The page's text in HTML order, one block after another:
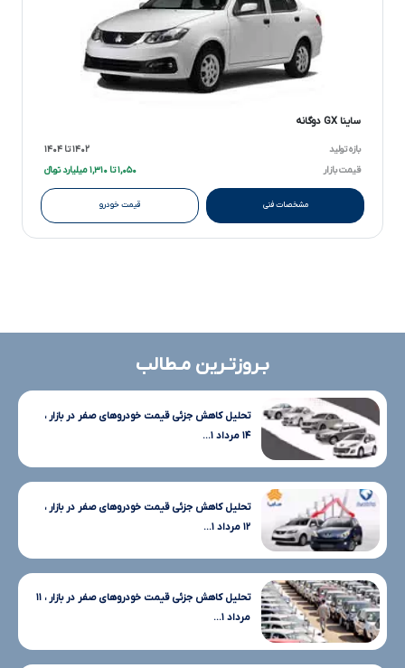
ساینا GX دوگانه
بازه تولید
۱۴۰۲ تا ۱۴۰۴
قیمت بازار
۱,۰۵۰ تا ۱,۳۱۰ میلیارد تومانءءء
مشخصات فنی قیمت خودرو
بـروزتـرین مـطالب
تحلیل کاهش جزئی قیمت خودروهای صفر در بازار ،
۱۴ مرداد ۱...
تحلیل کاهش جزئی قیمت خودروهای صفر در بازار ،
۱۲ مرداد ۱...
تحلیل کاهش جزئی قیمت خودروهای صفر در بازار ، ۱۱
مرداد ۱...